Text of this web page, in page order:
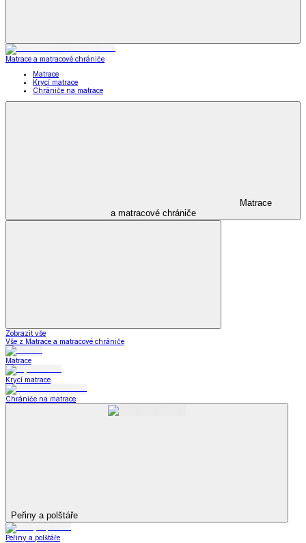
Matrace a matracové chrániče
Matrace
Krycí matrace
Chrániče na matrace
Matrace
a matracové chrániče
Zobrazit vše
Vše z Matrace a matracové chrániče
Matrace
Krycí matrace
Chrániče na matrace
Peřiny a polštáře
Peřiny a polštáře